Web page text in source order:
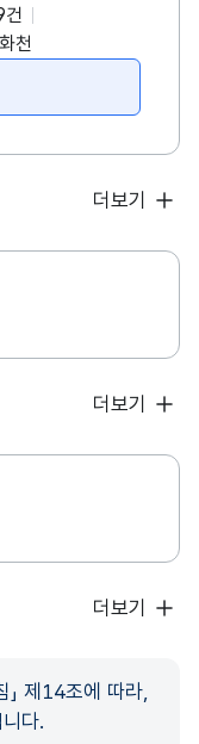
천
더보기
더보기
더보기
」 제14조에 따라,
다.